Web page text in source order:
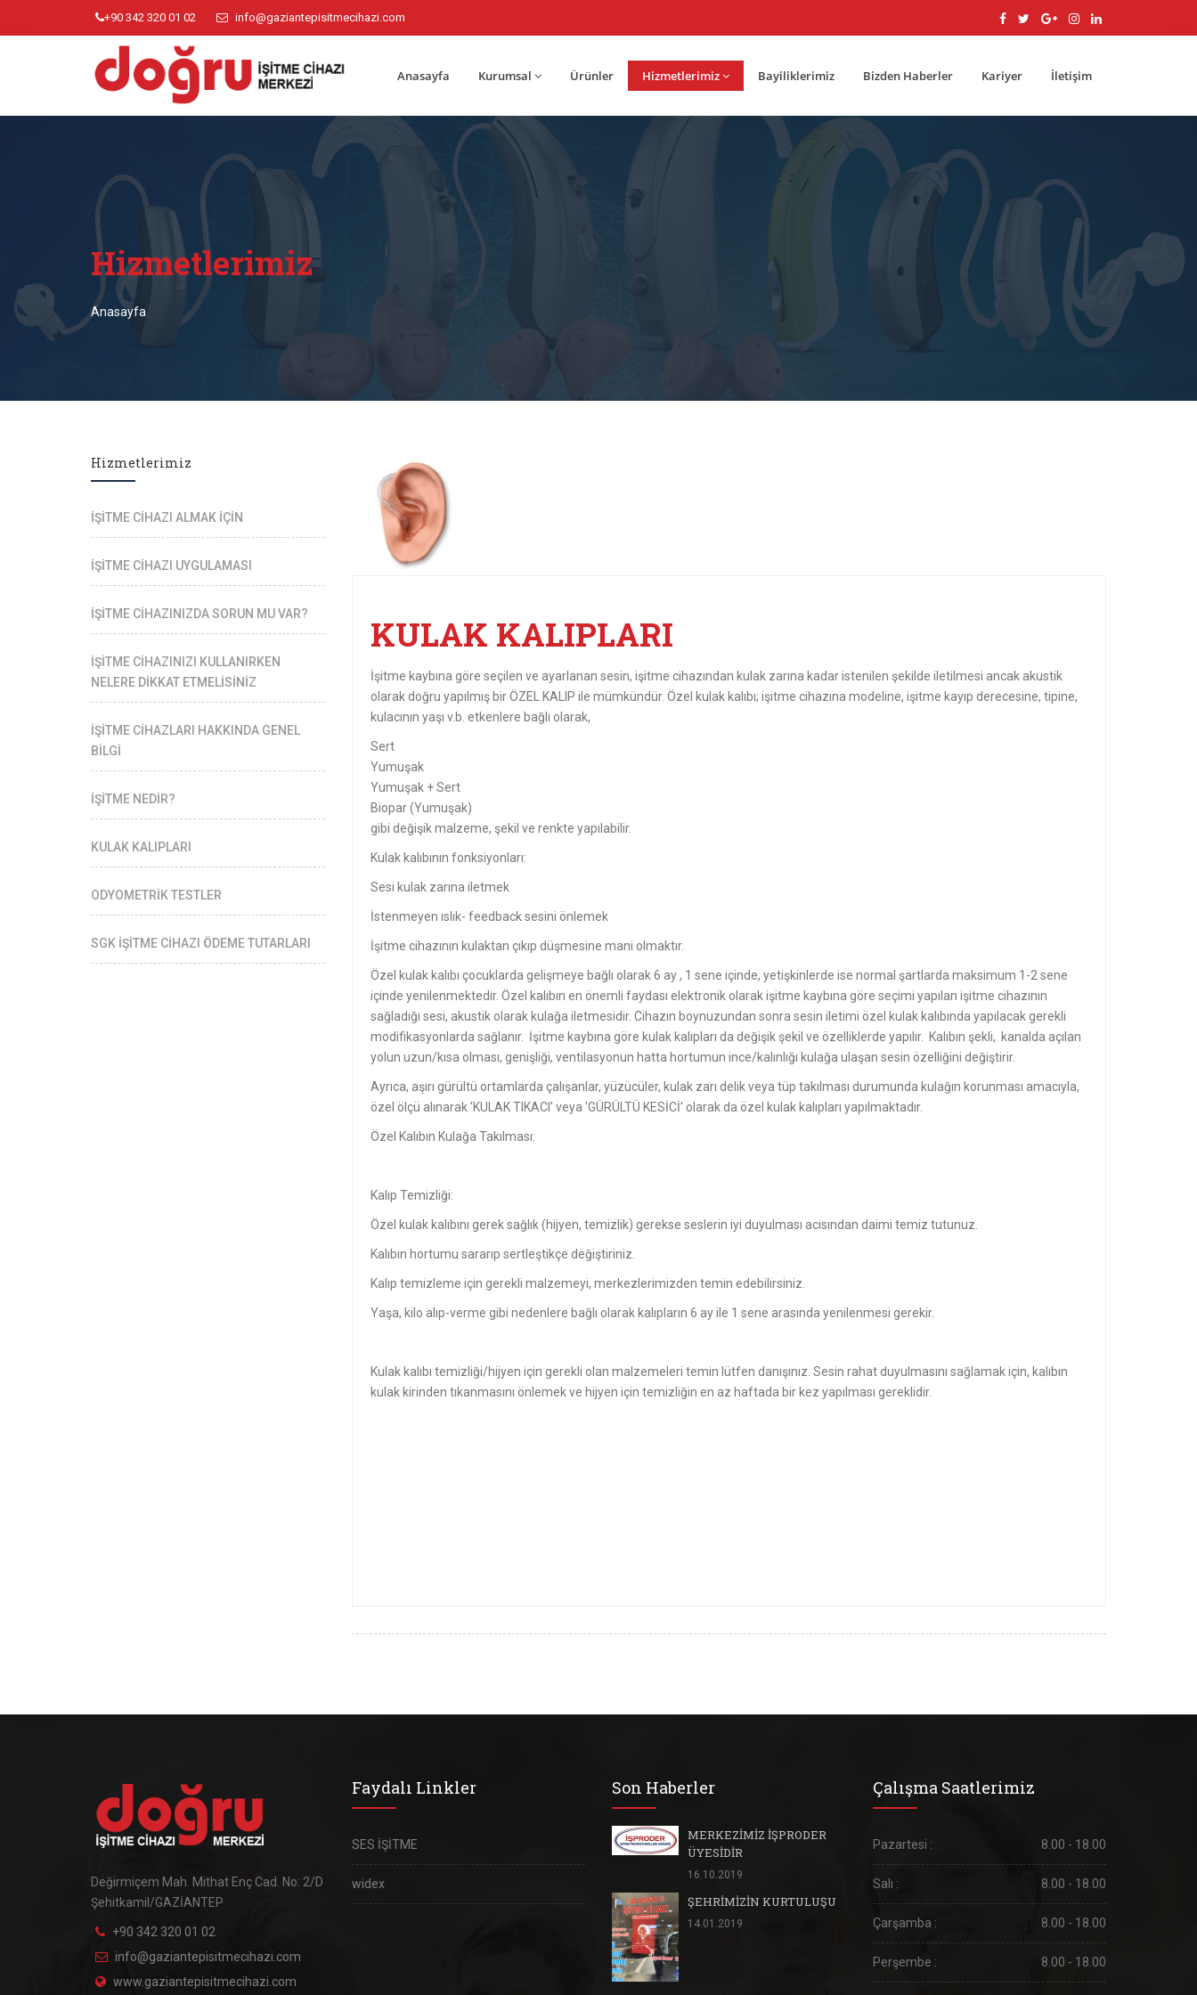
+90 342 320 01 02 info@gaziantepisitmecihazi.com
Anasayfa Kurumsal Ürünler Hizmetlerimiz Bayiliklerimiz Bizden Haberler Kariyer İletişim
Hizmetlerimiz
Anasayfa
KULAK KALIPLARI
İşitme kaybına göre seçilen ve ayarlanan sesin, işitme cihazından kulak zarına kadar istenilen şekilde iletilmesi ancak akustik
olarak doğru yapılmış bir ÖZEL KALIP ile mümkündür. Özel kulak kalıbı; işitme cihazına modeline, işitme kayıp derecesine, tipine,
kulacının yaşı v.b. etkenlere bağlı olarak,
Sert
Yumuşak
Yumuşak + Sert
Biopar (Yumuşak)
gibi değişik malzeme, şekil ve renkte yapılabilir.
Kulak kalıbının fonksiyonları:
Sesi kulak zarına iletmek
İstenmeyen ıslık- feedback sesini önlemek
İşitme cihazının kulaktan çıkıp düşmesine mani olmaktır.
Özel kulak kalıbı çocuklarda gelişmeye bağlı olarak 6 ay , 1 sene içinde, yetişkinlerde ise normal şartlarda maksimum 1-2 sene
içinde yenilenmektedir. Özel kalıbın en önemli faydası elektronik olarak işitme kaybına göre seçimi yapılan işitme cihazının
sağladığı sesi, akustik olarak kulağa iletmesidir. Cihazın boynuzundan sonra sesin iletimi özel kulak kalıbında yapılacak gerekli
modifikasyonlarda sağlanır. İşitme kaybına göre kulak kalıpları da değişik şekil ve özelliklerde yapılır. Kalıbın şekli, kanalda açılan
yolun uzun/kısa olması, genişliği, ventilasyonun hatta hortumun ince/kalınlığı kulağa ulaşan sesin özelliğini değiştirir.
Ayrıca, aşırı gürültü ortamlarda çalışanlar, yüzücüler, kulak zarı delik veya tüp takılması durumunda kulağın korunması amacıyla,
özel ölçü alınarak 'KULAK TIKACI' veya 'GÜRÜLTÜ KESİCİ' olarak da özel kulak kalıpları yapılmaktadır.
Özel Kalıbın Kulağa Takılması:
Kalıp Temizliği:
Özel kulak kalıbını gerek sağlık (hijyen, temizlik) gerekse seslerin iyi duyulması acısından daimi temiz tutunuz.
Kalıbın hortumu sararıp sertleştikçe değiştiriniz.
Kalıp temizleme için gerekli malzemeyi, merkezlerimizden temin edebilirsiniz.
Yaşa, kilo alıp-verme gibi nedenlere bağlı olarak kalıpların 6 ay ile 1 sene arasında yenilenmesi gerekir.
Kulak kalıbı temizliği/hijyen için gerekli olan malzemeleri temin lütfen danışınız. Sesin rahat duyulmasını sağlamak için, kalıbın
kulak kirinden tıkanmasını önlemek ve hijyen için temizliğin en az haftada bir kez yapılması gereklidir.
Hizmetlerimiz
İŞİTME CİHAZI ALMAK İÇİN
İŞİTME CİHAZI UYGULAMASI
İŞİTME CİHAZINIZDA SORUN MU VAR?
İŞİTME CİHAZINIZI KULLANIRKEN
NELERE DİKKAT ETMELİSİNİZ
İŞİTME CİHAZLARI HAKKINDA GENEL
BİLGİ
İŞİTME NEDİR?
KULAK KALIPLARI
ODYOMETRİK TESTLER
SGK İŞİTME CİHAZI ÖDEME TUTARLARI
Değirmiçem Mah. Mithat Enç Cad. No: 2/D
Şehitkamil/GAZİANTEP
+90 342 320 01 02
info@gaziantepisitmecihazi.com
www.gaziantepisitmecihazi.com
Faydalı Linkler
SES İŞİTME
widex
Son Haberler
MERKEZİMİZ İŞPRODER
ÜYESİDİR
16.10.2019
ŞEHRİMİZİN KURTULUŞU
14.01.2019
Çalışma Saatlerimiz
Pazartesi : 8.00 - 18.00
Salı : 8.00 - 18.00
Çarşamba : 8.00 - 18.00
Perşembe : 8.00 - 18.00